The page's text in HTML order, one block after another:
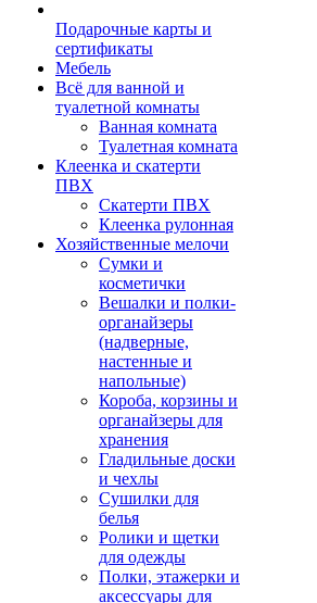
Подарочные карты и
сертификаты
Мебель
Всё для ванной и
туалетной комнаты
Ванная комната
Туалетная комната
Клеенка и скатерти
ПВХ
Скатерти ПВХ
Клеенка рулонная
Хозяйственные мелочи
Сумки и
косметички
Вешалки и полки-
органайзеры
(надверные,
настенные и
напольные)
Короба, корзины и
органайзеры для
хранения
Гладильные доски
и чехлы
Сушилки для
белья
Ролики и щетки
для одежды
Полки, этажерки и
аксессуары для